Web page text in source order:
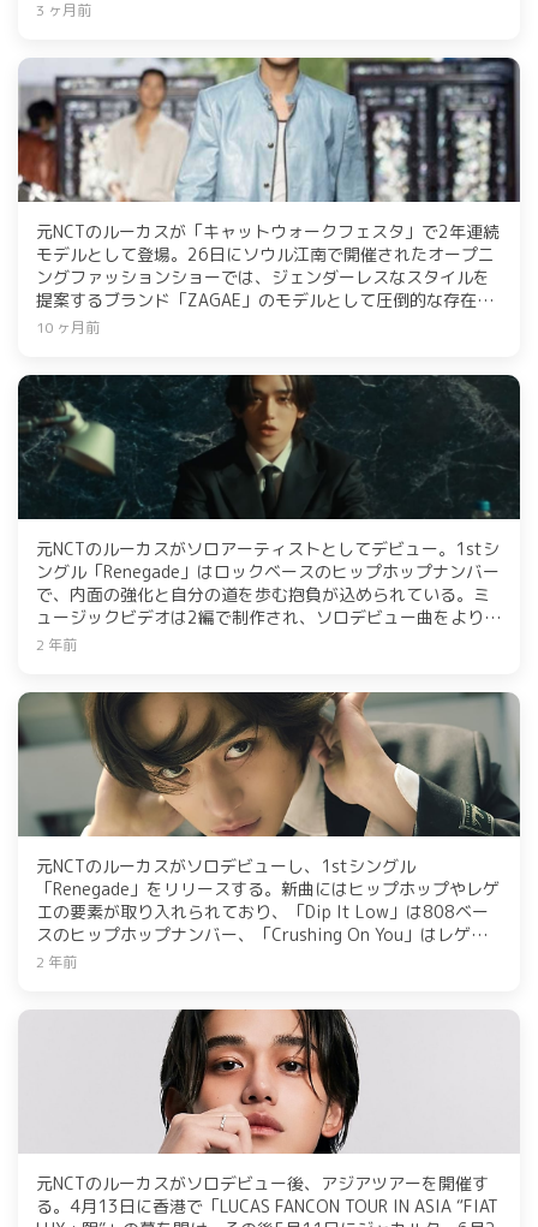
行う。SMはルーカスのこれまでの活動を称賛し、ファンに温
3 ヶ月前
元NCTのルーカスが「キャットウォークフェスタ」で2年連続
モデルとして登場。26日にソウル江南で開催されたオープニ
ングファッションショーでは、ジェンダーレスなスタイルを
提案するブランド「ZAGAE」のモデルとして圧倒的な存在感
を示した。ルーカスのウォーキングは観客の視線を釘付けに
10 ヶ月前
元NCTのルーカスがソロアーティストとしてデビュー。1stシ
ングル「Renegade」はロックベースのヒップホップナンバー
で、内面の強化と自分の道を歩む抱負が込められている。ミ
ュージックビデオは2編で制作され、ソロデビュー曲をより多
彩に楽しむことができる。1stシングルにはタイトル曲をはじ
2 年前
元NCTのルーカスがソロデビューし、1stシングル
「Renegade」をリリースする。新曲にはヒップホップやレゲ
エの要素が取り入れられており、「Dip It Low」は808ベー
スのヒップホップナンバー、「Crushing On You」はレゲエ
ジャンルの楽曲となっている。ルーカスの新たな音楽スタイ
2 年前
元NCTのルーカスがソロデビュー後、アジアツアーを開催す
る。4月13日に香港で「LUCAS FANCON TOUR IN ASIA “FIAT